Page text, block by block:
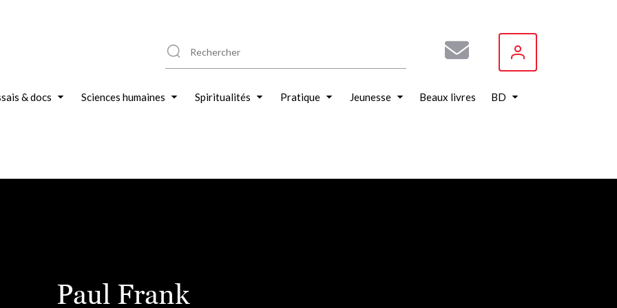
& docs Sciences humaines Spiritualités Pratique Jeunesse Beaux livres BD
Paul Frank